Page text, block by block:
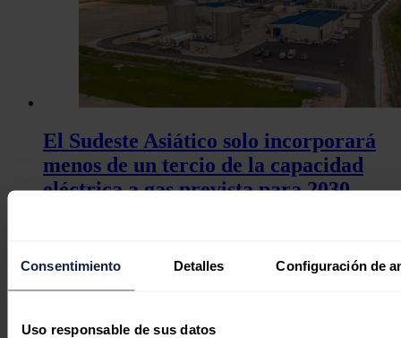
Consentimiento Detalles Configuración de
Uso responsable de sus datos
El Sudeste Asiático solo incorporará
menos de un tercio de la capacidad
eléctrica a gas prevista para 2030